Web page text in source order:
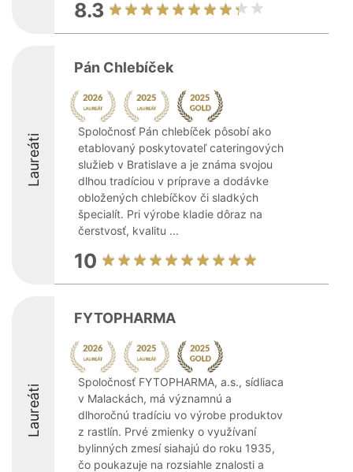
8.3
Laureáti
Pán Chlebíček
Spoločnosť Pán chlebíček pôsobí ako
etablovaný poskytovateľ cateringových
služieb v Bratislave a je známa svojou
dlhou tradíciou v príprave a dodávke
obložených chlebíčkov či sladkých
špecialít. Pri výrobe kladie dôraz na
čerstvosť, kvalitu ...
10
Laureáti
FYTOPHARMA
Spoločnosť FYTOPHARMA, a.s., sídliaca
v Malackách, má významnú a
dlhoročnú tradíciu vo výrobe produktov
z rastlín. Prvé zmienky o využívaní
bylinných zmesí siahajú do roku 1935,
čo poukazuje na rozsiahle znalosti a